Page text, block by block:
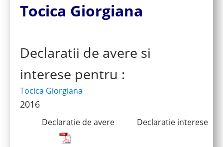
Tocica Giorgiana
Declaratii de avere si
interese pentru :
Tocica Giorgiana
2016
Declaratie de avere Declaratie interese